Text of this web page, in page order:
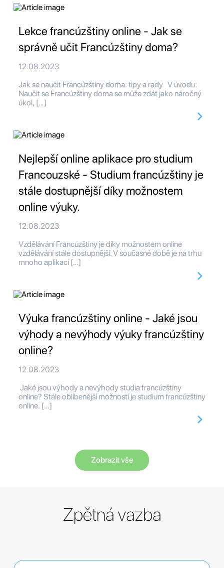
Lekce francúzštiny online - Jak se
správně učit Francúzštiny doma?
12.08.2023
Jak se naučit Francúzštiny doma: tipy a rady V úvodu:
Naučit se Francúzštiny doma se může zdát jako náročný
úkol, […]
Nejlepší online aplikace pro studium
Francouzské - Studium francúzštiny je
stále dostupnější díky možnostem
online výuky.
12.08.2023
Vzdělávání Francúzštiny je díky možnostem online
vzdělávání stále dostupnější. V současné době je na trhu
mnoho aplikací […]
Výuka francúzštiny online - Jaké jsou
výhody a nevýhody výuky francúzštiny
online?
12.08.2023
Jaké jsou výhody a nevýhody studia francúzštiny
online? Stále oblíbenější možností je studium francúzštiny
online. […]
Zobrazit vše
Zpětná vazba